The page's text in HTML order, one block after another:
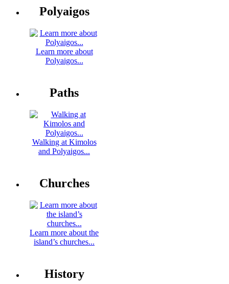
Polyaigos
Learn more about
Polyaigos...
Paths
Walking at Kimolos
and Polyaigos...
Churches
Learn more about the
island’s churches...
History